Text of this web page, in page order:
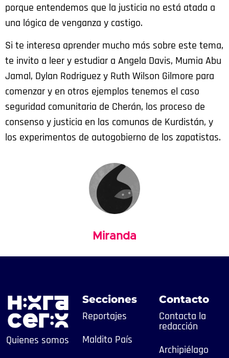
porque entendemos que la justicia no está atada a
una lógica de venganza y castigo.
Si te interesa aprender mucho más sobre este tema,
te invito a leer y estudiar a Angela Davis, Mumia Abu
Jamal, Dylan Rodriguez y Ruth Wilson Gilmore para
comenzar y en otros ejemplos tenemos el caso
seguridad comunitaria de Cherán, los proceso de
consenso y justicia en las comunas de Kurdistán, y
los experimentos de autogobierno de los zapatistas.
Miranda
Quienes somos
Secciones
Reportajes
Maldito País
Contacto
Contacta la
redacción
Archipiélago